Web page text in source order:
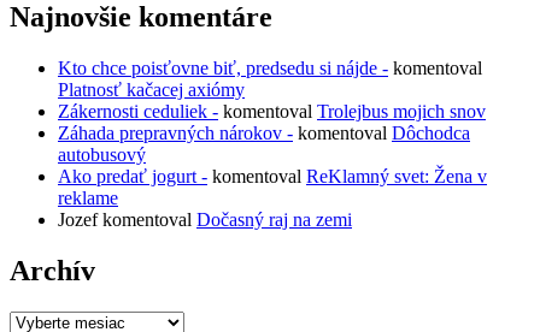
Najnovšie komentáre
Kto chce poisťovne biť, predsedu si nájde - komentoval
Platnosť kačacej axiómy
Zákernosti ceduliek - komentoval Trolejbus mojich snov
Záhada prepravných nárokov - komentoval Dôchodca
autobusový
Ako predať jogurt - komentoval ReKlamný svet: Žena v
reklame
Jozefkomentoval Dočasný raj na zemi
Archív
Archív